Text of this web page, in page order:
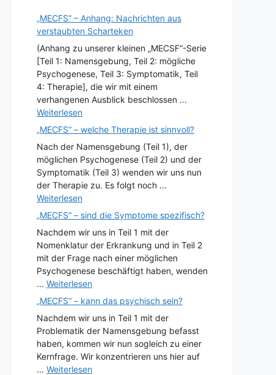
„MECFS“ – Anhang: Nachrichten aus
verstaubten Scharteken
(Anhang zu unserer kleinen „MECSF“-Serie
[Teil 1: Namensgebung, Teil 2: mögliche
Psychogenese, Teil 3: Symptomatik, Teil
4: Therapie], die wir mit einem
verhangenen Ausblick beschlossen ...
Weiterlesen
„MECFS“ – welche Therapie ist sinnvoll?
Nach der Namensgebung (Teil 1), der
möglichen Psychogenese (Teil 2) und der
Symptomatik (Teil 3) wenden wir uns nun
der Therapie zu. Es folgt noch ...
Weiterlesen
„MECFS“ – sind die Symptome spezifisch?
Nachdem wir uns in Teil 1 mit der
Nomenklatur der Erkrankung und in Teil 2
mit der Frage nach einer möglichen
Psychogenese beschäftigt haben, wenden
... Weiterlesen
„MECFS“ – kann das psychisch sein?
Nachdem wir uns in Teil 1 mit der
Problematik der Namensgebung befasst
haben, kommen wir nun sogleich zu einer
Kernfrage. Wir konzentrieren uns hier auf
... Weiterlesen